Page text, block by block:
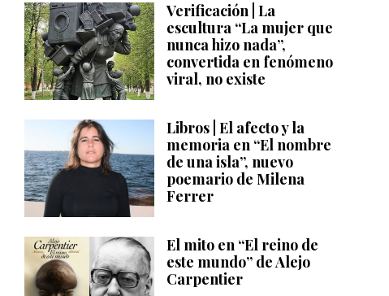
Verificación | La
escultura “La mujer que
nunca hizo nada”,
convertida en fenómeno
viral, no existe
Libros | El afecto y la
memoria en “El nombre
de una isla”, nuevo
poemario de Milena
Ferrer
El mito en “El reino de
este mundo” de Alejo
Carpentier